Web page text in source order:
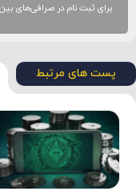
پست های مرتبط